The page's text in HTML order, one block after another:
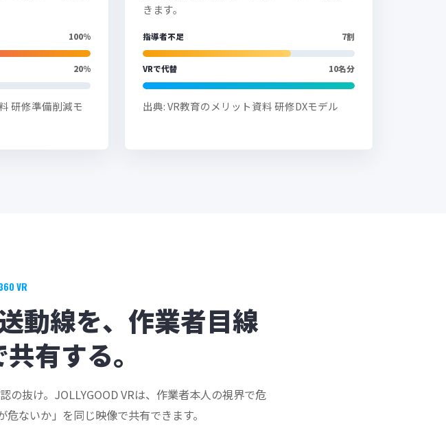
100%
20%
研修準備削減モ
きます。
指導者不足 7割
VRで代替 10名分
出典: VR教育のメリット資料 研修DXモデル
VR
動線を、作業者目線
有する。
抜け。JOLLYGOOD VRは、作業者本人の視界で危
ないか」を同じ映像で共有できます。